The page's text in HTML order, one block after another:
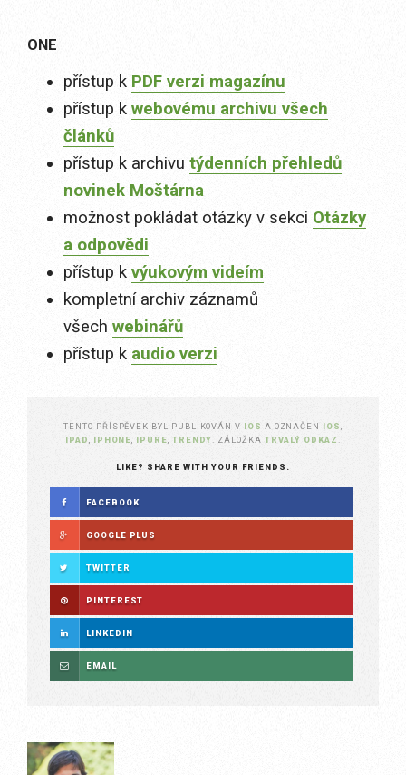
ONE
přístup k PDF verzi magazínu
přístup k webovému archivu všech
článků
přístup k archivu týdenních přehledů
novinek Moštárna
možnost pokládat otázky v sekci Otázky
a odpovědi
přístup k výukovým videím
kompletní archiv záznamů
všech webinářů
přístup k audio verzi
TENTO PŘÍSPĚVEK BYL PUBLIKOVÁN V IOS A OZNAČEN IOS
IPAD
IPHONE IPURE TRENDY . ZÁLOŽKA TRVALÝ ODKAZ
LIKE? SHARE WITH YOUR FRIENDS.
FACEBOOK
GOOGLE PLUS
TWITTER
PINTEREST
LINKEDIN
EMAIL